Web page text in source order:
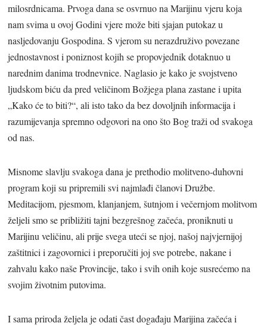
milosrdnicama. Prvoga dana se osvrnuo na Marijinu vjeru koja
nam svima u ovoj Godini vjere može biti sjajan putokaz u
nasljedovanju Gospodina. S vjerom su nerazdruživo povezane
jednostavnost i poniznost kojih se propovjednik dotaknuo u
narednim danima trodnevnice. Naglasio je kako je svojstveno
ljudskom biću da pred veličinom Božjega plana zastane i upita
„Kako će to biti?“, ali isto tako da bez dovoljnih informacija i
razumijevanja spremno odgovori na ono što Bog traži od svakoga
od nas.
Misnome slavlju svakoga dana je prethodio molitveno-duhovni
program koji su pripremili svi najmlađi članovi Družbe.
Meditacijom, pjesmom, klanjanjem, šutnjom i večernjom molitvom
željeli smo se približiti tajni bezgrešnog začeća, proniknuti u
Marijinu veličinu, ali prije svega uteći se njoj, našoj najvjernijoj
zaštitnici i zagovornici i preporučiti joj sve potrebe, nakane i
zahvalu kako naše Provincije, tako i svih onih koje susrećemo na
svojim životnim putovima.
I sama priroda željela je odati čast događaju Marijina začeća i